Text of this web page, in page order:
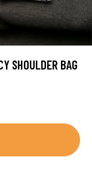
SHOULDER BAG